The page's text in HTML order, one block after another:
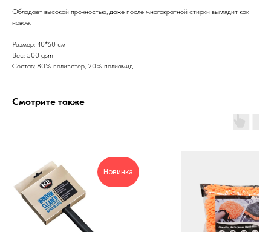
Обладает высокой прочностью, даже после многократной стирки выглядит как
новое.
Размер: 40*60 см
Вес: 500 gsm
Состав: 80% полиэстер, 20% полиамид.
Смотрите также
Новинка